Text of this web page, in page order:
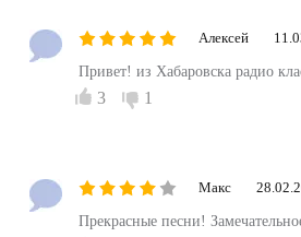
Алексей
Привет! из Хабаровска радио
3 1
Макс
Прекрасные песни!